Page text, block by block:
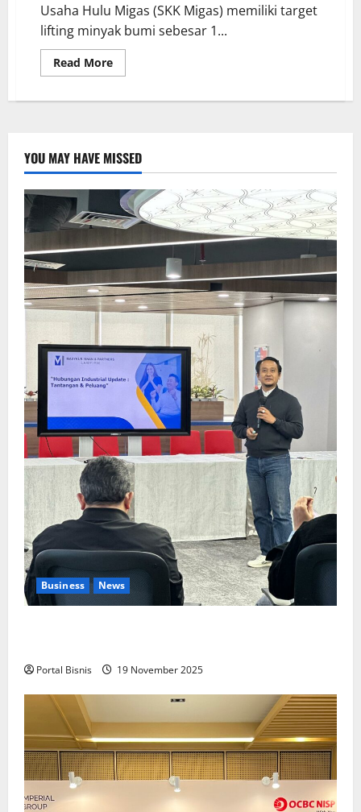
Usaha Hulu Migas (SKK Migas) memiliki target
lifting minyak bumi sebesar 1...
Read More
YOU MAY HAVE MISSED
Business News
Portal Bisnis 19 November 2025